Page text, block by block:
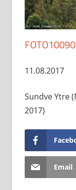
11.08.2017
Sundve Ytre
2017)
Email